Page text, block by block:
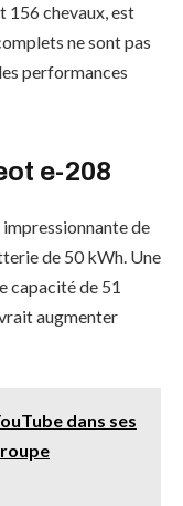
156 chevaux, est
ne sont pas
performances
e-208
de
de 50 kWh. Une
capacité de 51
augmenter
dans ses